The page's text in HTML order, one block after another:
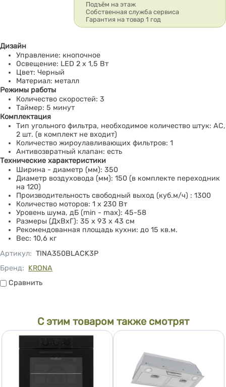
Подъём на этаж
Собственная служба сервиса
Гарантия на товар 1 год
Дизайн
Управление: кнопочное
Освещение: LED 2 x 1,5 Вт
Цвет: Черный
Материал: металл
Режимы работы
Количество скоростей: 3
Таймер: 5 минут
Комплектация
Тип угольного фильтра, необходимое количество штук: АС,
2 шт. (в комплект не входит)
Количество жироулавливающих фильтров: 1
Антивозвратный клапан: есть
Технические характеристики
Ширина - диаметр (мм): 350
Диаметр воздуховода (мм): 150 (в комплекте переходник
на 120)
Производительность свободный выход (куб.м/ч) : 1300
Количество моторов: 1 x 230 Вт
Уровень шума, дБ (min - max): 45-58
Размеры (ДхВхГ): 35 х 93 х 43 см
Рекомендованная площадь кухни: до 15 кв.м.
Вес: 10,6 кг
Артикул: TINA350BLACK3P
Бренд: KRONA
СравнитьСравнить
С этим товаром также смотрят